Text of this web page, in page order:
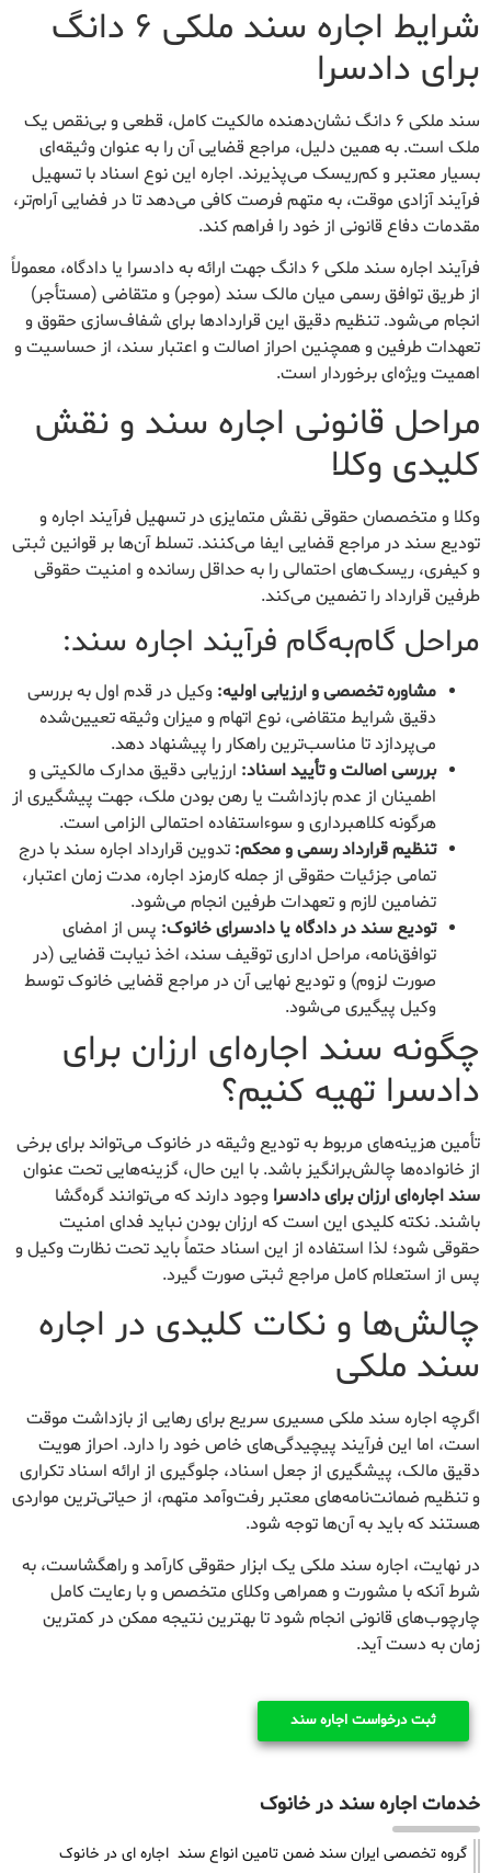
شرایط اجاره سند ملکی ۶ دانگ
برای دادسرا
سند ملکی ۶ دانگ نشان‌دهنده مالکیت کامل، قطعی و بی‌نقص یک
ملک است. به همین دلیل، مراجع قضایی آن را به عنوان وثیقه‌ای
بسیار معتبر و کم‌ریسک می‌پذیرند. اجاره این نوع اسناد با تسهیل
فرآیند آزادی موقت، به متهم فرصت کافی می‌دهد تا در فضایی آرام‌تر،
مقدمات دفاع قانونی از خود را فراهم کند.
فرآیند اجاره سند ملکی ۶ دانگ جهت ارائه به دادسرا یا دادگاه، معمولاً
از طریق توافق رسمی میان مالک سند (موجر) و متقاضی (مستأجر)
انجام می‌شود. تنظیم دقیق این قراردادها برای شفاف‌سازی حقوق و
تعهدات طرفین و همچنین احراز اصالت و اعتبار سند، از حساسیت و
اهمیت ویژه‌ای برخوردار است.
مراحل قانونی اجاره سند و نقش
کلیدی وکلا
وکلا و متخصصان حقوقی نقش متمایزی در تسهیل فرآیند اجاره و
تودیع سند در مراجع قضایی ایفا می‌کنند. تسلط آن‌ها بر قوانین ثبتی
و کیفری، ریسک‌های احتمالی را به حداقل رسانده و امنیت حقوقی
طرفین قرارداد را تضمین می‌کند.
مراحل گام‌به‌گام فرآیند اجاره سند:
مشاوره تخصصی و ارزیابی اولیه: وکیل در قدم اول به بررسی
دقیق شرایط متقاضی، نوع اتهام و میزان وثیقه تعیین‌شده
می‌پردازد تا مناسب‌ترین راهکار را پیشنهاد دهد.
بررسی اصالت و تأیید اسناد: ارزیابی دقیق مدارک مالکیتی و
اطمینان از عدم بازداشت یا رهن بودن ملک، جهت پیشگیری از
هرگونه کلاهبرداری و سوءاستفاده احتمالی الزامی است.
تنظیم قرارداد رسمی و محکم: تدوین قرارداد اجاره سند با درج
تمامی جزئیات حقوقی از جمله کارمزد اجاره، مدت زمان اعتبار،
تضامین لازم و تعهدات طرفین انجام می‌شود.
تودیع سند در دادگاه یا دادسرای خانوک: پس از امضای
توافق‌نامه، مراحل اداری توقیف سند، اخذ نیابت قضایی (در
صورت لزوم) و تودیع نهایی آن در مراجع قضایی خانوک توسط
وکیل پیگیری می‌شود.
چگونه سند اجاره‌ای ارزان برای
دادسرا تهیه کنیم؟
تأمین هزینه‌های مربوط به تودیع وثیقه در خانوک می‌تواند برای برخی
از خانواده‌ها چالش‌برانگیز باشد. با این حال، گزینه‌هایی تحت عنوان
سند اجاره‌ای ارزان برای دادسرا وجود دارند که می‌توانند گره‌گشا
باشند. نکته کلیدی این است که ارزان بودن نباید فدای امنیت
حقوقی شود؛ لذا استفاده از این اسناد حتماً باید تحت نظارت وکیل و
پس از استعلام کامل مراجع ثبتی صورت گیرد.
چالش‌ها و نکات کلیدی در اجاره
سند ملکی
اگرچه اجاره سند ملکی مسیری سریع برای رهایی از بازداشت موقت
است، اما این فرآیند پیچیدگی‌های خاص خود را دارد. احراز هویت
دقیق مالک، پیشگیری از جعل اسناد، جلوگیری از ارائه اسناد تکراری
و تنظیم ضمانت‌نامه‌های معتبر رفت‌وآمد متهم، از حیاتی‌ترین مواردی
هستند که باید به آن‌ها توجه شود.
در نهایت، اجاره سند ملکی یک ابزار حقوقی کارآمد و راهگشاست، به
شرط آنکه با مشورت و همراهی وکلای متخصص و با رعایت کامل
چارچوب‌های قانونی انجام شود تا بهترین نتیجه ممکن در کمترین
زمان به دست آید.
ثبت درخواست اجاره سند
خدمات اجاره سند در خانوک
گروه تخصصی ایران سند ضمن تامین انواع سند اجاره ای در خانوک